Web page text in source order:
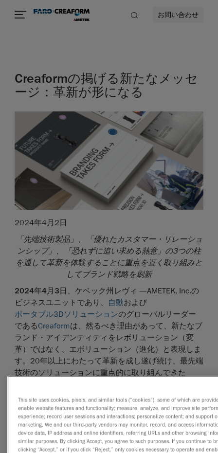
お問い合わせ
Creaformの掲げる新たなメッセ
ージ：革新が形になる
2024年4月2日
「先端技術製品」、「優れたカスタマー・リレーショ
ンシップ」、「恐れずに追い求める熱意」の3つの柱
を通して革新を体験することに重点を置く取り組みと
してブランド戦略を刷新
2024年4月 3日、ケベック州レヴィ —AMETEK, Inc.の
ビジネスユニットであり、 自動および
ポータブル3Dソリューションのグローバルリーダー
であるCreaformは、然るべき理由があって、新たなブ
ランド・アイデンティティをレボリューション（変
革）ではなく、エボリューション（進化）と表現しま
す。20年以上にわたって革新を成し遂げ続け、最先端
技術のソリューションに重点的に取り組んできた
よって業界の限界を一貫して押し広げるというレガシ
ーを生み出しています。
新たなブランド戦略は、「革新が形になる」までの連
続した流れから生まれています。この一連の流れによ
って、Creaformの従業員やパートナー、顧客、また、
This site uses cookies, pixels, and similar tools (“cookies”), some of which are
enable website features and functionality; measure, analyze, and improve site
experience; record user sessions and interactions; personalize content; and support
marketing. We and our third-party vendors may monitor, record, and access
device data, IP address and online identifiers, referring URLs and other browsing
similar purposes. By clicking Accept, you agree to such purposes. If you continue to
clicking “Accept,” or if you click “Reject,” only cookies necessary to operate and